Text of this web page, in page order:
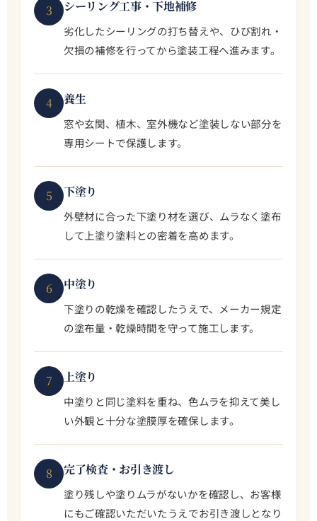
3 シーリング工事・下地補修
劣化したシーリングの打ち替えや、ひび割れ・
欠損の補修を行ってから塗装工程へ進みます。
4 養生
窓や玄関、植木、室外機など塗装しない部分を
専用シートで保護します。
5 下塗り
外壁材に合った下塗り材を選び、ムラなく塗布
して上塗り塗料との密着を高めます。
6 中塗り
下塗りの乾燥を確認したうえで、メーカー規定
の塗布量・乾燥時間を守って施工します。
7 上塗り
中塗りと同じ塗料を重ね、色ムラを抑えて美し
い外観と十分な塗膜厚を確保します。
8 完了検査・お引き渡し
塗り残しや塗りムラがないかを確認し、お客様
にもご確認いただいたうえでお引き渡しとなり